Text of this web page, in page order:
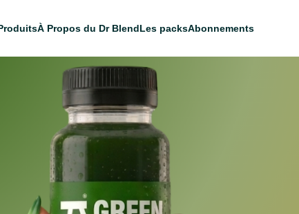
À Propos du Dr BlendLes packsAbonnements